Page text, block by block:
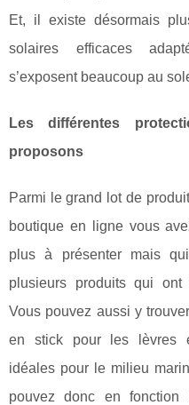
Et, il existe désormais
solaires efficaces
s’exposent beaucoup au
Les différentes
proposons
Parmi le grand lot de
boutique en ligne vous
plus à présenter mais
plusieurs produits qui ont
Vous pouvez aussi y
en stick pour les lèvres
idéales pour le milieu
pouvez donc en